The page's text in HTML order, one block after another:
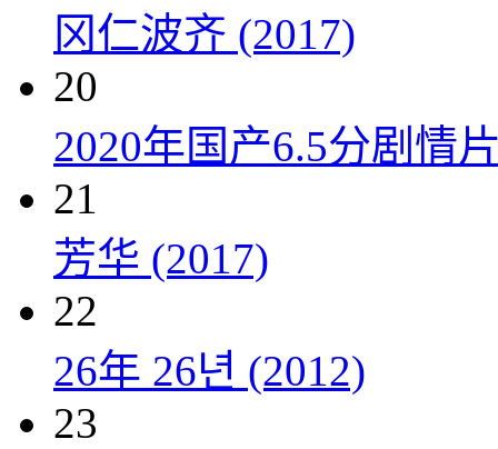
冈仁波齐 (2017)
20
2020年国产6.5分剧情
21
芳华 (2017)
22
26年 26년 (2012)
23